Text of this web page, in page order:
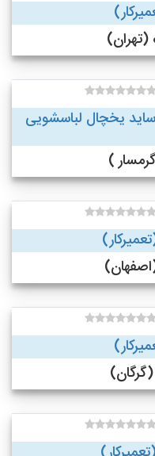
یخچال لباسشویی